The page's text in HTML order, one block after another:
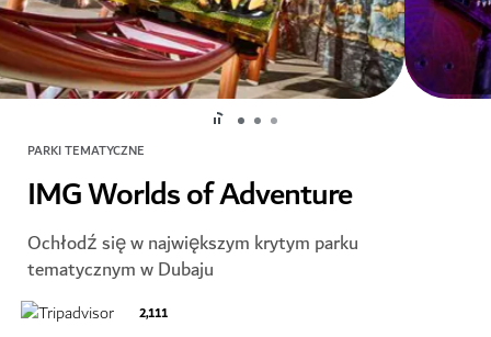
PARKI TEMATYCZNE
IMG Worlds of Adventure
Ochłodź się w największym krytym parku
tematycznym w Dubaju
2,111